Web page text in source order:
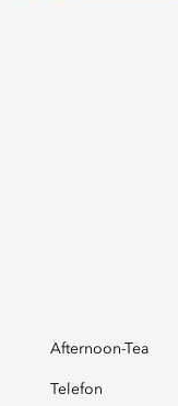
Afternoon-Tea
Telefon